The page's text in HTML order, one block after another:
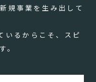
規事業を生み出して
るからこそ、スピ
。